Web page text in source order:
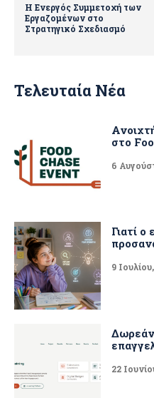
Η Ενεργός Συμμετοχή των
Εργαζομένων στο
Στρατηγικό Σχεδιασμό
Τελευταία Νέα
στο
6
Γιατί
9
Δωρεάν
22